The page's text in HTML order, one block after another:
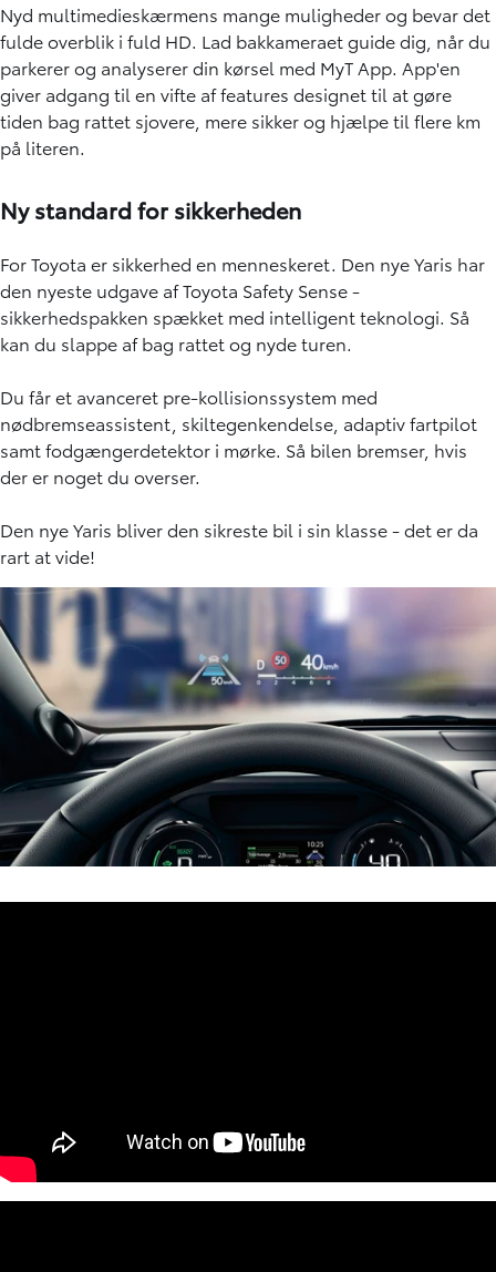
Nyd multimedieskærmens mange muligheder og bevar det
fulde overblik i fuld HD. Lad bakkameraet guide dig, når du
parkerer og analyserer din kørsel med MyT App. App'en
giver adgang til en vifte af features designet til at gøre
tiden bag rattet sjovere, mere sikker og hjælpe til flere km
på literen.
Ny standard for sikkerheden
For Toyota er sikkerhed en menneskeret. Den nye Yaris har
den nyeste udgave af Toyota Safety Sense -
sikkerhedspakken spækket med intelligent teknologi. Så
kan du slappe af bag rattet og nyde turen.
Du får et avanceret pre-kollisionssystem med
nødbremseassistent, skiltegenkendelse, adaptiv fartpilot
samt fodgængerdetektor i mørke. Så bilen bremser, hvis
der er noget du overser.
Den nye Yaris bliver den sikreste bil i sin klasse - det er da
rart at vide!